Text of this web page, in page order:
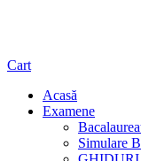
Cart
Acasă
Examene
Simulare